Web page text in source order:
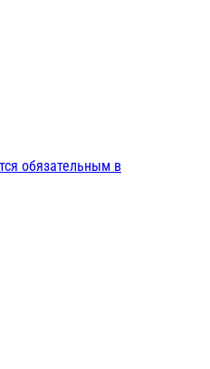
обязательным в